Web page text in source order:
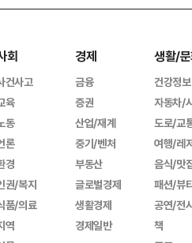
회
건사고
육
동
론
경
권/복지
품/의료
역
경제
금융
증권
산업/재계
중기/벤처
부동산
글로벌경제
생활경제
경제일반
생활/
건강정보
자동차/
도로/교
여행/레
음식/맛
패션/뷰
공연/전
책